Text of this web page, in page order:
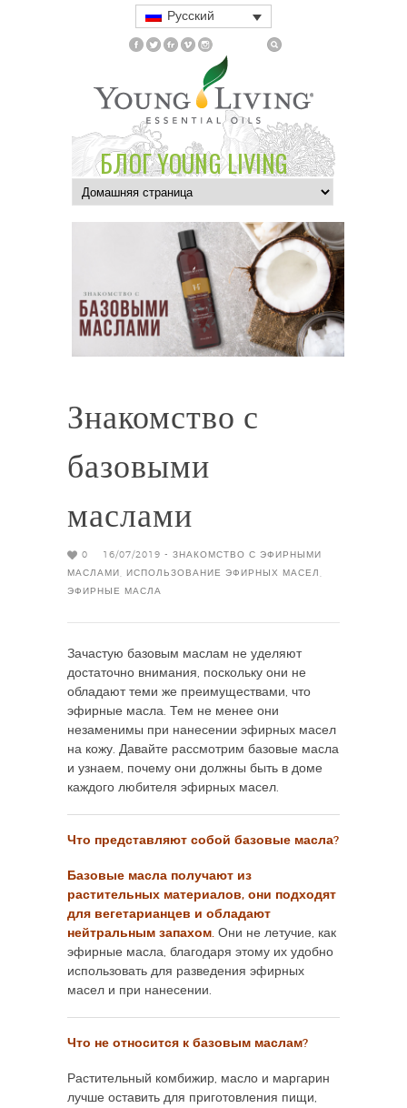
Русский
БЛОГ YOUNG LIVING
Знакомство с
базовыми
маслами
0 16/07/2019 - ЗНАКОМСТВО С ЭФИРНЫМИ
МАСЛАМИ
ИСПОЛЬЗОВАНИЕ ЭФИРНЫХ МАСЕЛ
ЭФИРНЫЕ МАСЛА
Зачастую базовым маслам не уделяют
достаточно внимания, поскольку они не
обладают теми же преимуществами, что
эфирные масла. Тем не менее они
незаменимы при нанесении эфирных масел
на кожу. Давайте рассмотрим базовые масла
и узнаем, почему они должны быть в доме
каждого любителя эфирных масел.
Что представляют собой базовые масла?
Базовые масла получают из
растительных материалов, они подходят
для вегетарианцев и обладают
нейтральным запахом. Они не летучие, как
эфирные масла, благодаря этому их удобно
использовать для разведения эфирных
масел и при нанесении.
Что не относится к базовым маслам?
Растительный комбижир, масло и маргарин
лучше оставить для приготовления пищи,